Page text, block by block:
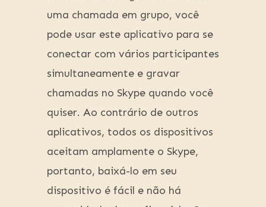
uma chamada em grupo, você
pode usar este aplicativo para se
conectar com vários participantes
simultaneamente e gravar
chamadas no Skype quando você
quiser. Ao contrário de outros
aplicativos, todos os dispositivos
aceitam amplamente o Skype,
portanto, baixá-lo em seu
dispositivo é fácil e não há